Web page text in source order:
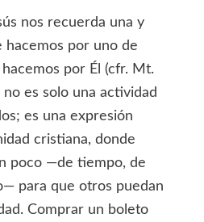
nos recuerda una y
hacemos por uno de
por Él (cfr. Mt.
es solo una actividad
es una expresión
cristiana, donde
poco —de tiempo, de
para que otros puedan
Comprar un boleto